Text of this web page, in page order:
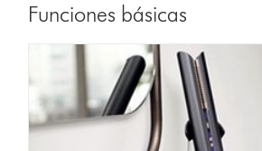
Funciones básicas